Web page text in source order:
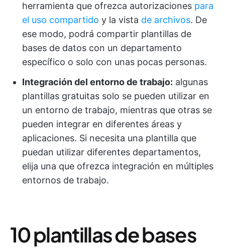
herramienta que ofrezca autorizaciones para
el uso compartido y la vista de archivos. De
ese modo, podrá compartir plantillas de
bases de datos con un departamento
específico o solo con unas pocas personas.
Integración del entorno de trabajo: algunas
plantillas gratuitas solo se pueden utilizar en
un entorno de trabajo, mientras que otras se
pueden integrar en diferentes áreas y
aplicaciones. Si necesita una plantilla que
puedan utilizar diferentes departamentos,
elija una que ofrezca integración en múltiples
entornos de trabajo.
10 plantillas de bases